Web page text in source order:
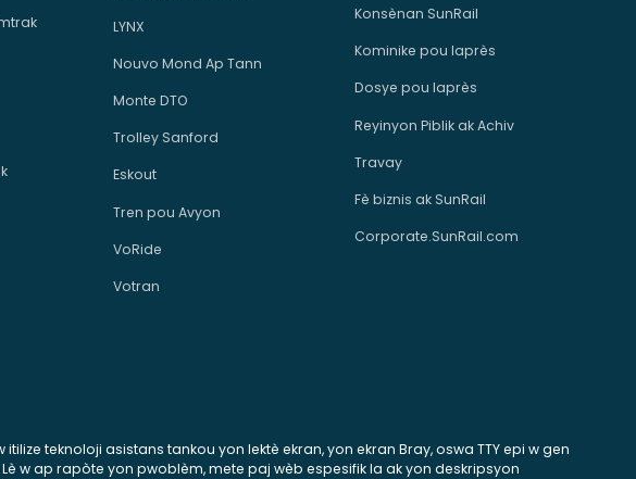
LYNX
Nouvo Mond Ap Tann
Monte DTO
Trolley Sanford
Eskout
Tren pou Avyon
VoRide
Votran
Konsènan SunRail
Kominike pou laprès
Dosye pou laprès
Reyinyon Piblik ak Achiv
Travay
Fè biznis ak SunRail
Corporate.SunRail.com
teknoloji asistans tankou yon lektè ekran, yon ekran Bray, oswa TTY epi w gen
w ap rapòte yon pwoblèm, mete paj wèb espesifik la ak yon deskripsyon